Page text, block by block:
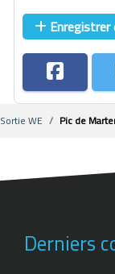
Enregistrer
Sortie WE Pic de
Derniers